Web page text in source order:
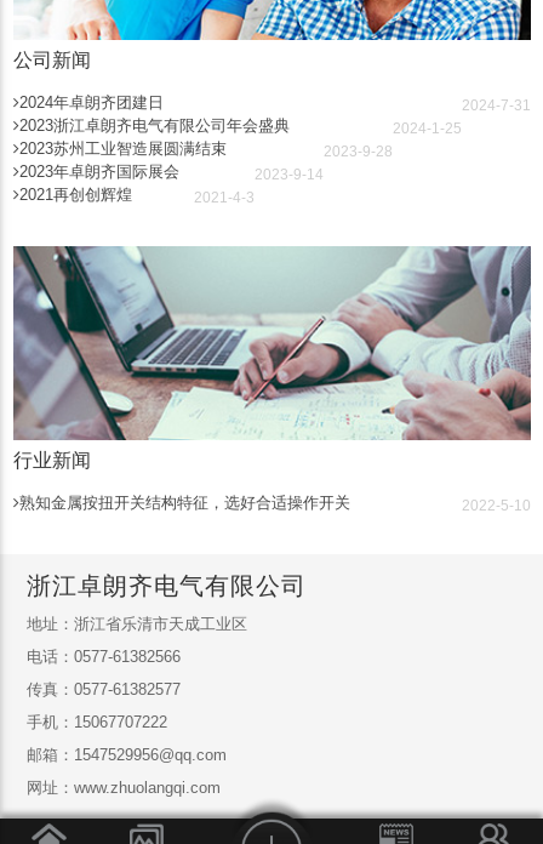
公司新闻
2024年卓朗齐团建日 2024-7-31
2023浙江卓朗齐电气有限公司年会盛典 2024-1-25
2023苏州工业智造展圆满结束 2023-9-28
2023年卓朗齐国际展会 2023-9-14
2021再创创辉煌 2021-4-3
行业新闻
熟知金属按扭开关结构特征，选好合适操作开关 2022-5-10
浙江卓朗齐电气有限公司
地址：浙江省乐清市天成工业区
电话：0577-61382566
传真：0577-61382577
手机：15067707222
邮箱：1547529956@qq.com
网址：www.zhuolangqi.com